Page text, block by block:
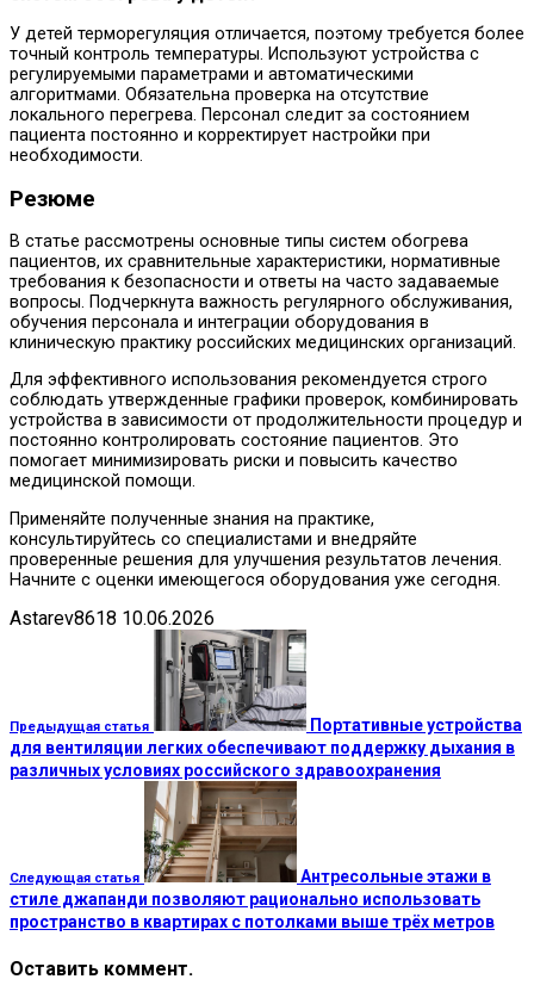
У детей терморегуляция отличается, поэтому требуется более
точный контроль температуры. Используют устройства с
регулируемыми параметрами и автоматическими
алгоритмами. Обязательна проверка на отсутствие
локального перегрева. Персонал следит за состоянием
пациента постоянно и корректирует настройки при
необходимости.
Резюме
В статье рассмотрены основные типы систем обогрева
пациентов, их сравнительные характеристики, нормативные
требования к безопасности и ответы на часто задаваемые
вопросы. Подчеркнута важность регулярного обслуживания,
обучения персонала и интеграции оборудования в
клиническую практику российских медицинских организаций.
Для эффективного использования рекомендуется строго
соблюдать утвержденные графики проверок, комбинировать
устройства в зависимости от продолжительности процедур и
постоянно контролировать состояние пациентов. Это
помогает минимизировать риски и повысить качество
медицинской помощи.
Применяйте полученные знания на практике,
консультируйтесь со специалистами и внедряйте
проверенные решения для улучшения результатов лечения.
Начните с оценки имеющегося оборудования уже сегодня.
Astarev8618 10.06.2026
Предыдущая статья
Портативные устройства
для вентиляции легких обеспечивают поддержку дыхания в
различных условиях российского здравоохранения
Следующая статья
Антресольные этажи в
стиле джапанди позволяют рационально использовать
пространство в квартирах с потолками выше трёх метров
Оставить коммент.